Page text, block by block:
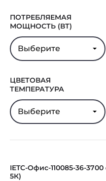
Гарантия
ПОТРЕБЛЯЕМАЯ
МОЩНОСТЬ (ВТ)
Выберите
ЦВЕТОВАЯ
ТЕМПЕРАТУРА
Выберите
IETC-Офис-110085-36-
5К)